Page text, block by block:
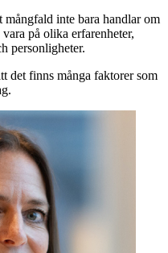
inte bara handlar om
på olika erfarenheter,
personligheter.
det finns många faktorer som